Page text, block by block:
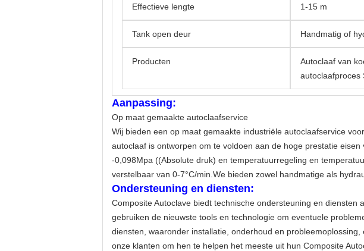
Effectieve lengte 1-15 m
Tank open deur Handmatig of
Producten
Autoclaaf van
autoclaafproces
Aanpassing:
Op maat gemaakte autoclaafservice
Wij bieden een op maat gemaakte industriële autoclaafservice
autoclaaf is ontworpen om te voldoen aan de hoge prestatie
-0,098Mpa ((Absolute druk) en temperatuurregeling en
verstelbaar van 0-7°C/min.We bieden zowel handmatige als
Ondersteuning en diensten:
Composite Autoclave biedt technische ondersteuning en
gebruiken de nieuwste tools en technologie om eventuele
diensten, waaronder installatie, onderhoud en
onze klanten om hen te helpen het meeste uit hun Composite